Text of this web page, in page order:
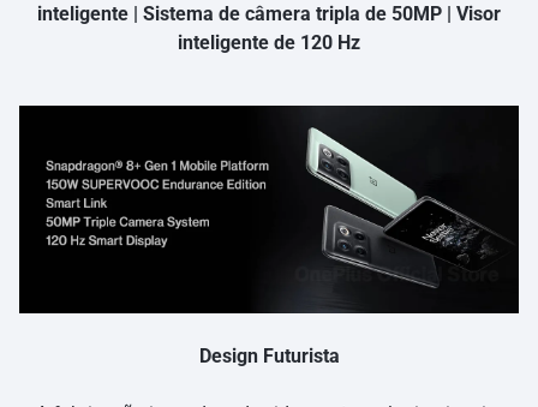
inteligente | Sistema de câmera tripla de 50MP | Visor
inteligente de 120 Hz
Design Futurista